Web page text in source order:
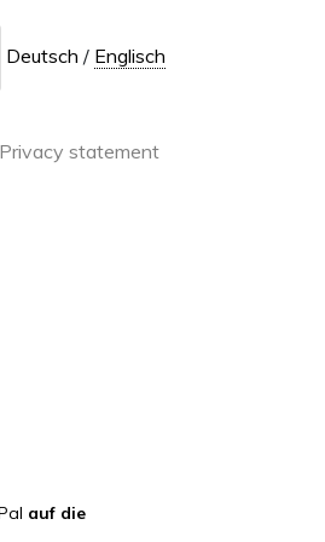
Deutsch / Englisch
Privacy statement
auf die